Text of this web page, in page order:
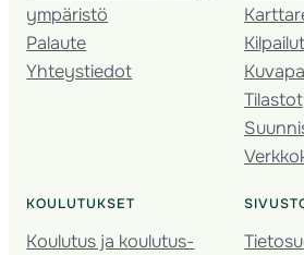
ympäristö
Palaute
Yhteystiedot
Tilastot
KOULUTUKSET
Koulutus ja koulutus­